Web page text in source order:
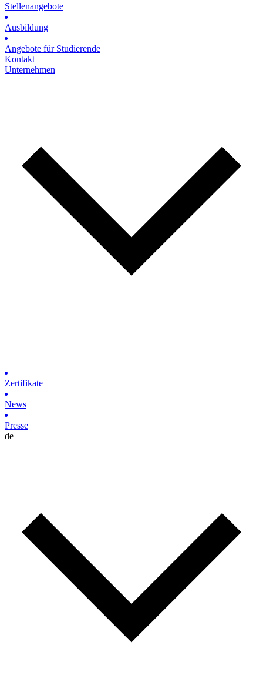
Stellenangebote
Ausbildung
Angebote für Studierende
Kontakt
Unternehmen
Zertifikate
News
Presse
de